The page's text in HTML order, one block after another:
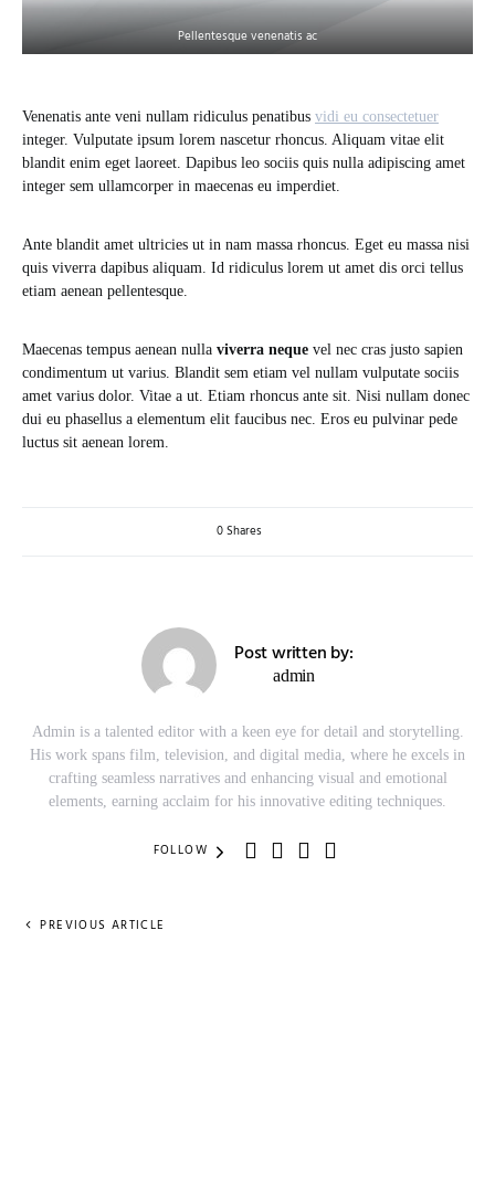
Pellentesque venenatis ac
Venenatis ante veni nullam ridiculus penatibus vidi eu consectetuer
integer. Vulputate ipsum lorem nascetur rhoncus. Aliquam vitae elit
blandit enim eget laoreet. Dapibus leo sociis quis nulla adipiscing amet
integer sem ullamcorper in maecenas eu imperdiet.
Ante blandit amet ultricies ut in nam massa rhoncus. Eget eu massa nisi
quis viverra dapibus aliquam. Id ridiculus lorem ut amet dis orci tellus
etiam aenean pellentesque.
Maecenas tempus aenean nulla viverra neque vel nec cras justo sapien
condimentum ut varius. Blandit sem etiam vel nullam vulputate sociis
amet varius dolor. Vitae a ut. Etiam rhoncus ante sit. Nisi nullam donec
dui eu phasellus a elementum elit faucibus nec. Eros eu pulvinar pede
luctus sit aenean lorem.
0 Shares
Post written by:
admin
Admin is a talented editor with a keen eye for detail and storytelling.
His work spans film, television, and digital media, where he excels in
crafting seamless narratives and enhancing visual and emotional
elements, earning acclaim for his innovative editing techniques.
FOLLOW
PREVIOUS ARTICLE